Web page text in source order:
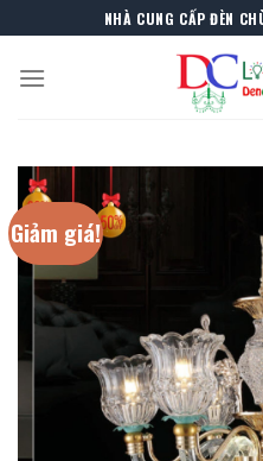
to
content
NHÀ CUNG CẤP ĐÈN
Giảm giá!